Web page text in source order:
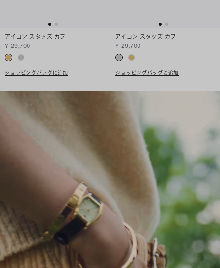
アイコン スタッズ カフ
¥ 29,700
ショッピングバッグに追加
アイコン スタッズ カフ
¥ 29,700
ショッピングバッグに追加